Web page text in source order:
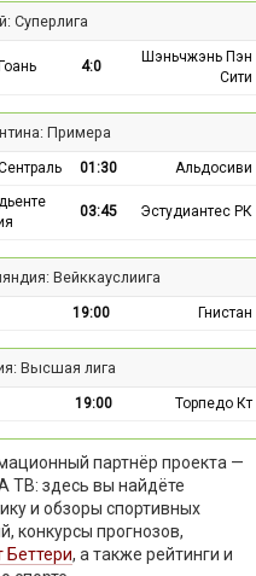
Суперлига
4:0
Шэньчжэнь Пэн
Сити
Примера
01:30
Альдосиви
03:45 Эстудиантес РК
Вейккауслиига
19:00 Гнистан
Высшая лига
19:00 Торпедо Кт
партнёр проекта —
ТВ: здесь вы найдёте
и обзоры спортивных
конкурсы прогнозов,
Беттери, а также рейтинги и